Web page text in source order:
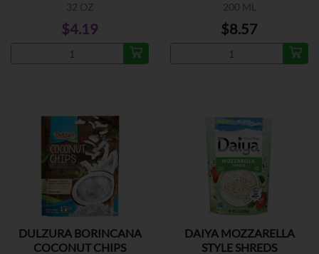
32 OZ
$4.19
200 ML
$8.57
DULZURA BORINCANA
COCONUT CHIPS
DAIYA MOZZARELLA
STYLE SHREDS